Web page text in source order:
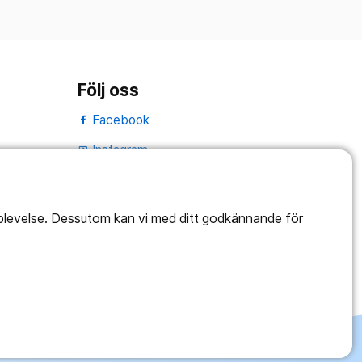
Dessutom kan vi med ditt godkännande för
Följ oss
Facebook
portraitInstagram